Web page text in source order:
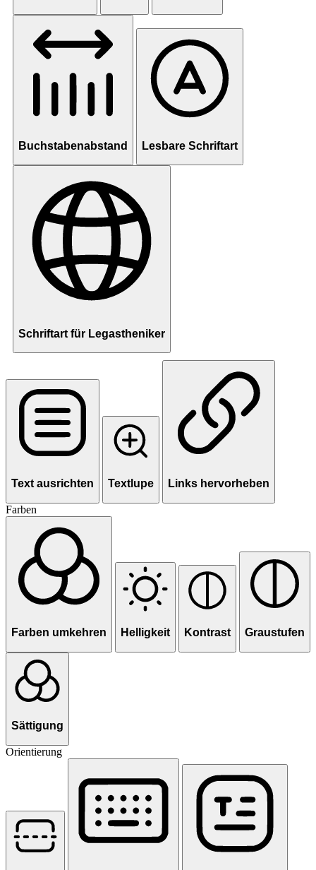
Buchstabenabstand Lesbare Schriftart
Schriftart für Legastheniker
Text ausrichten Textlupe Links hervorheben
Farben
Farben umkehren Helligkeit Kontrast Graustufen
Sättigung
Orientierung